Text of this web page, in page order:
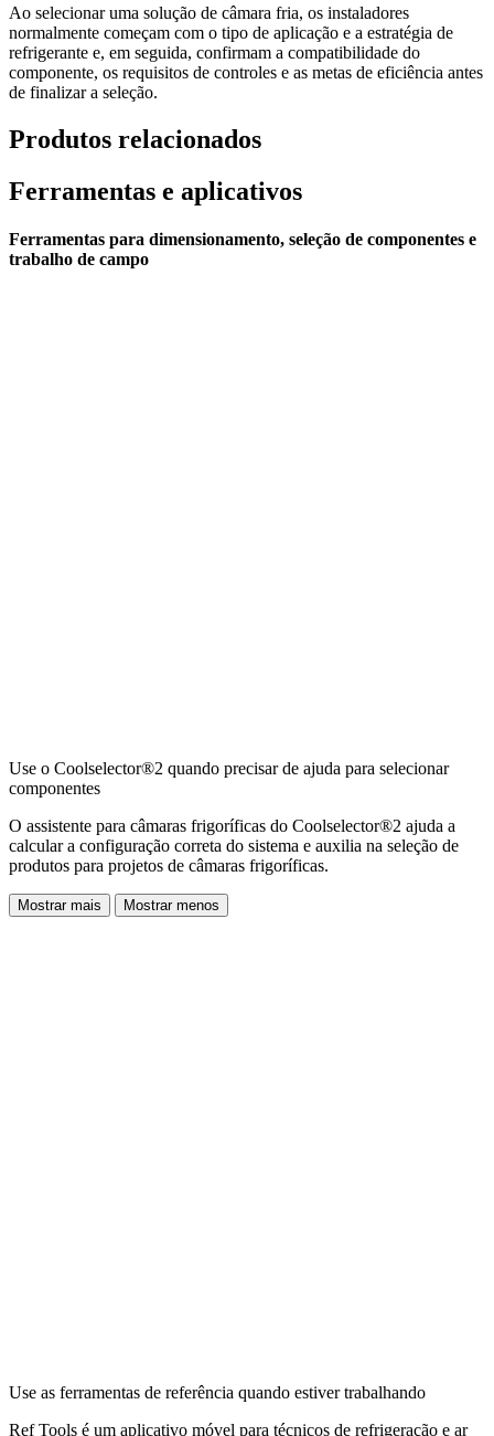
Ao selecionar uma solução de câmara fria, os instaladores
normalmente começam com o tipo de aplicação e a estratégia de
refrigerante e, em seguida, confirmam a compatibilidade do
componente, os requisitos de controles e as metas de eficiência antes
de finalizar a seleção.
Produtos relacionados
Ferramentas e aplicativos
Ferramentas para dimensionamento, seleção de componentes e
trabalho de campo
Use o Coolselector®2 quando precisar de ajuda para selecionar
componentes
O assistente para câmaras frigoríficas do Coolselector®2 ajuda a
calcular a configuração correta do sistema e auxilia na seleção de
produtos para projetos de câmaras frigoríficas.
Mostrar mais Mostrar menos
Use as ferramentas de referência quando estiver trabalhando
Ref Tools é um aplicativo móvel para técnicos de refrigeração e ar